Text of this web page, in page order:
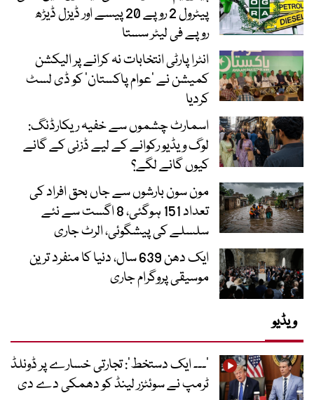
پیٹرول 2 روپے 20 پیسے اور ڈیزل ڈیڑھ
روپے فی لیٹر سستا
انٹرا پارٹی انتخابات نہ کرانے پر الیکشن
کمیشن نے ’عوام پاکستان‘ کو ڈی لسٹ
کردیا
اسمارٹ چشموں سے خفیہ ریکارڈنگ:
لوگ ویڈیو رکوانے کے لیے ڈزنی کے گانے
کیوں گانے لگے؟
مون سون بارشوں سے جاں بحق افراد کی
تعداد 151 ہوگئی، 8 اگست سے نئے
سلسلے کی پیشگوئی، الرٹ جاری
ایک دھن 639 سال، دنیا کا منفرد ترین
موسیقی پروگرام جاری
ویڈیو
’۔۔۔ ایک دستخط‘: تجارتی خسارے پر ڈونلڈ
ٹرمپ نے سوئٹزر لینڈ کو دھمکی دے دی